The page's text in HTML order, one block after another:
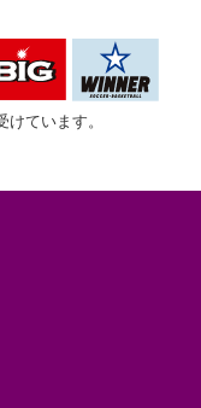
ています。